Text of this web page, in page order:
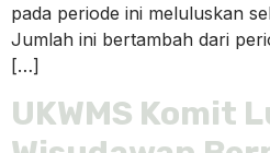
pada periode ini meluluskan
Jumlah ini bertambah dari
[…]
UKWMS Komit